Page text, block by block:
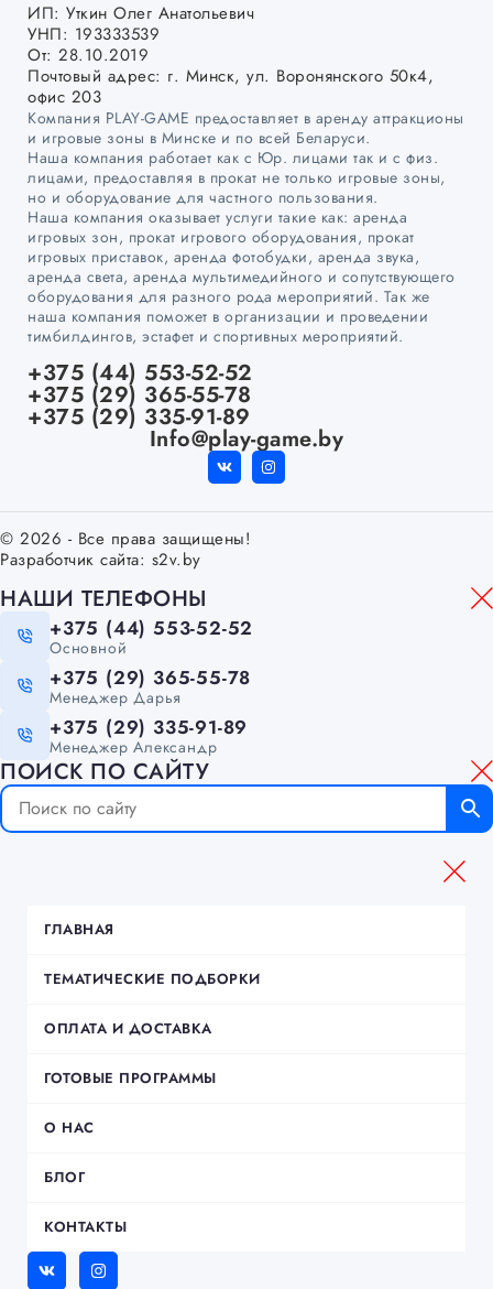
ИП: Уткин Олег Анатольевич
УНП: 193333539
От: 28.10.2019
Почтовый адрес: г. Минск, ул. Воронянского 50к4,
офис 203
Компания PLAY-GAME предоставляет в аренду аттракционы
и игровые зоны в Минске и по всей Беларуси.
Наша компания работает как с Юр. лицами так и с физ.
лицами, предоставляя в прокат не только игровые зоны,
но и оборудование для частного пользования.
Наша компания оказывает услуги такие как: аренда
игровых зон, прокат игрового оборудования, прокат
игровых приставок, аренда фотобудки, аренда звука,
аренда света, аренда мультимедийного и сопутствующего
оборудования для разного рода мероприятий. Так же
наша компания поможет в организации и проведении
тимбилдингов, эстафет и спортивных мероприятий.
+375 (44) 553-52-52
+375 (29) 365-55-78
+375 (29) 335-91-89
Info@play-game.by
© 2026 - Все права защищены!
Разработчик сайта: s2v.by
НАШИ ТЕЛЕФОНЫ
+375 (44) 553-52-52
Основной
+375 (29) 365-55-78
Менеджер Дарья
+375 (29) 335-91-89
Менеджер Александр
ПОИСК ПО САЙТУ
ГЛАВНАЯ
ТЕМАТИЧЕСКИЕ ПОДБОРКИ
ОПЛАТА И ДОСТАВКА
ГОТОВЫЕ ПРОГРАММЫ
О НАС
БЛОГ
КОНТАКТЫ